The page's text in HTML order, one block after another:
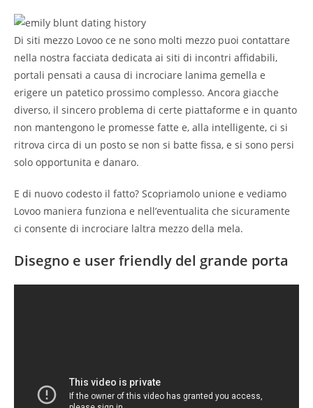
Di siti mezzo Lovoo ce ne sono molti mezzo puoi contattare
nella nostra facciata dedicata ai siti di incontri affidabili,
portali pensati a causa di incrociare lanima gemella e
erigere un patetico prossimo complesso. Ancora giacche
diverso, il sincero problema di certe piattaforme e in quanto
non mantengono le promesse fatte e, alla intelligente, ci si
ritrova circa di un posto se non si batte fissa, e si sono persi
solo opportunita e danaro.
E di nuovo codesto il fatto? Scopriamolo unione e vediamo
Lovoo maniera funziona e nell’eventualita che sicuramente
ci consente di incrociare laltra mezzo della mela.
Disegno e user friendly del grande porta